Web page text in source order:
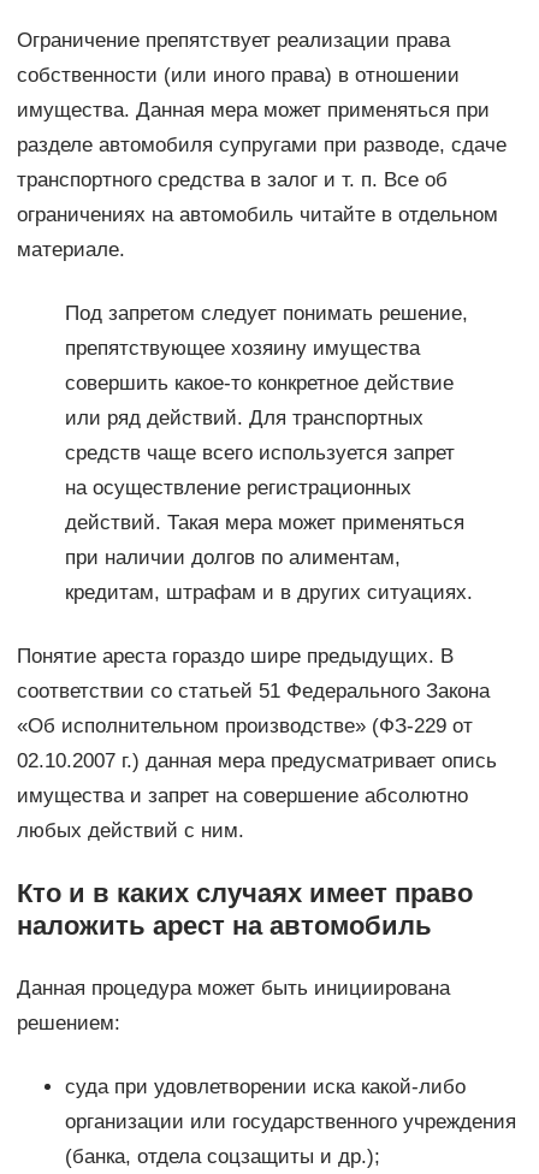
Ограничение препятствует реализации права
собственности (или иного права) в отношении
имущества. Данная мера может применяться при
разделе автомобиля супругами при разводе, сдаче
транспортного средства в залог и т. п. Все об
ограничениях на автомобиль читайте в отдельном
материале.
Под запретом следует понимать решение,
препятствующее хозяину имущества
совершить какое-то конкретное действие
или ряд действий. Для транспортных
средств чаще всего используется запрет
на осуществление регистрационных
действий. Такая мера может применяться
при наличии долгов по алиментам,
кредитам, штрафам и в других ситуациях.
Понятие ареста гораздо шире предыдущих. В
соответствии со статьей 51 Федерального Закона
«Об исполнительном производстве» (ФЗ-229 от
02.10.2007 г.) данная мера предусматривает опись
имущества и запрет на совершение абсолютно
любых действий с ним.
Кто и в каких случаях имеет право
наложить арест на автомобиль
Данная процедура может быть инициирована
решением:
суда при удовлетворении иска какой-либо
организации или государственного учреждения
(банка, отдела соцзащиты и др.);